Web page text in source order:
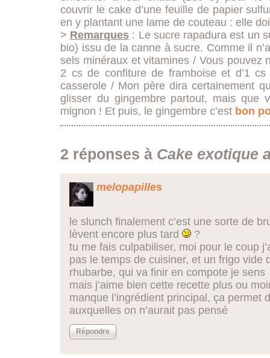
couvrir le cake d’une feuille de papier
en y plantant une lame de couteau : elle
> Remarques : Le sucre rapadura est un
bio) issu de la canne à sucre. Comme il
sels minéraux et vitamines / Vous pouvez
2 cs de confiture de framboise et d’1
casserole / Mon père dira certainement
glisser du gingembre partout, mais que
mignon ! Et puis, le gingembre c’est bon
2 réponses à Cake exotique
melopapilles
le slunch finalement c’est une sorte de
lèvent encore plus tard
?
tu me fais culpabiliser, moi pour le coup
pas le temps de cuisiner, et un frigo
rhubarbe, qui va finir en compote je sens
mais j’aime bien cette recette plus ou
manque l’ingrédient principal, ça permet
auxquelles on n’aurait pas pensé
Répondre